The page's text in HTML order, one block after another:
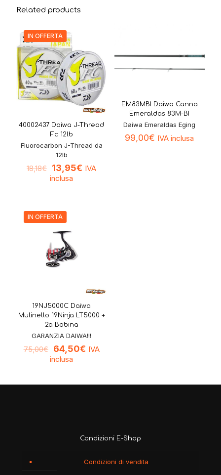
Related products
IN OFFERTA
40002437 Daiwa J-Thread
Fc 12lb
Fluorocarbon J-Thread da
12lb
18,18€ 13,95€ IVA
inclusa
EM83MBI Daiwa Canna
Emeraldas 83M-BI
Daiwa Emeraldas Eging
99,00€ IVA inclusa
IN OFFERTA
19NJ5000C Daiwa
Mulinello 19Ninja LT5000 +
2a Bobina
GARANZIA DAIWA!!!
75,00€ 64,50€ IVA
inclusa
Condizioni E-Shop
Condizioni di vendita